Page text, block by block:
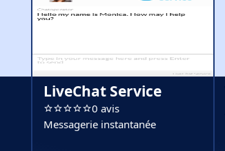
LiveChat Service
0 avis
Messagerie instantanée